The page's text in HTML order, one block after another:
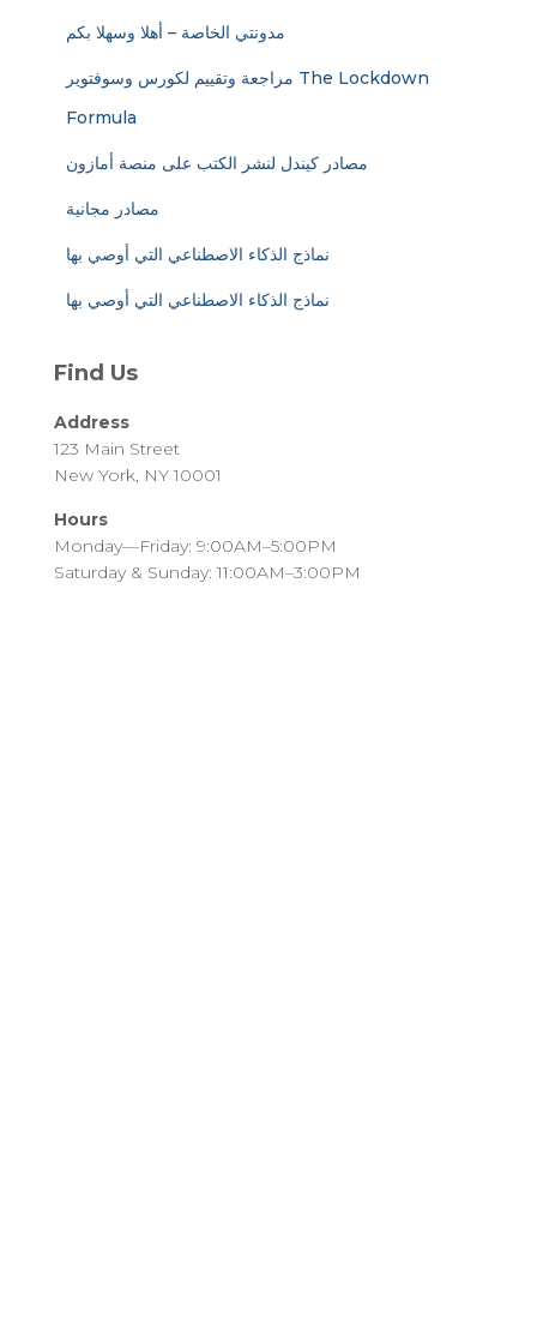
مدونتي الخاصة – أهلا وسهلا بكم
مراجعة وتقييم لكورس وسوفتوير The Lockdown
Formula
مصادر كيندل لنشر الكتب على منصة أمازون
مصادر مجانية
نماذج الذكاء الاصطناعي التي أوصي بها
نماذج الذكاء الاصطناعي التي أوصي بها
Find Us
Address
123 Main Street
New York, NY 10001
Hours
Monday—Friday: 9:00AM–5:00PM
Saturday & Sunday: 11:00AM–3:00PM